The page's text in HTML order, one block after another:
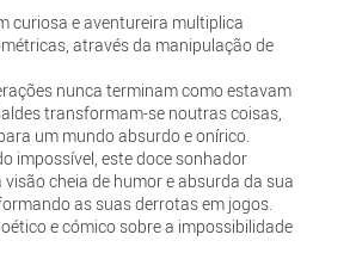
curiosa e aventureira multiplica
através da manipulação de
nunca terminam como estavam
transformam-se noutras coisas,
um mundo absurdo e onírico.
impossível, este doce sonhador
cheia de humor e absurda da sua
as suas derrotas em jogos.
e cómico sobre a impossibilidade